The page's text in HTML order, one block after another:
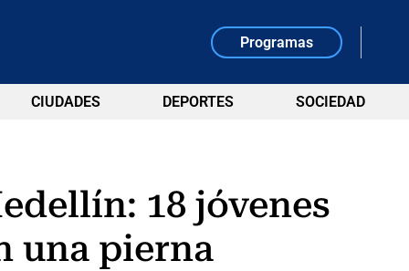
Programas
CIUDADES DEPORTES SOCIEDAD
18 jóvenes
una pierna